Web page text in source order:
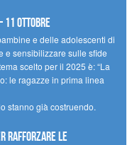
11 ottobre
e delle adolescenti di
e sensibilizzare sulle sfide
scelto per il 2025 è: “La
le ragazze in prima linea
stanno già costruendo.
rafforzare le